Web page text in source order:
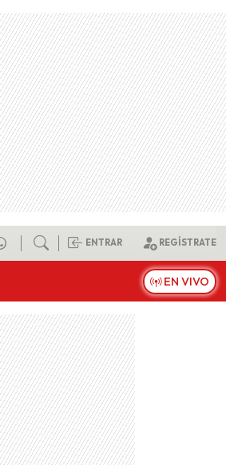
ENTRAR REGÍSTRATE
EN VIVO